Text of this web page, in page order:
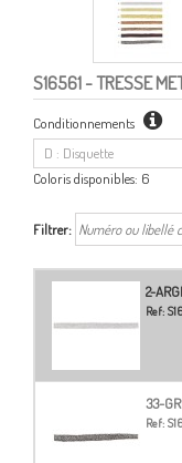
S16561- TRESSE
Conditionnements
Coloris disponibles: 6
Filtrer:
2-
Ref:
33-
Ref: